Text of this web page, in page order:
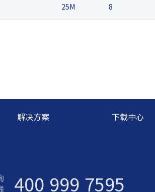
25M 8
解决方案 下载中心
400 999 7595